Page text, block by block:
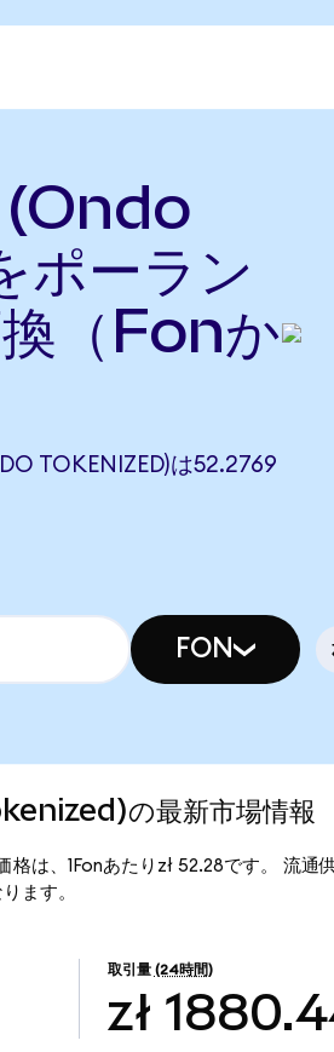
ーラン
（Fonか
TOKENIZED)は52.2769
FON
の最新市場情報
は、1Fonあたりzł 52.28です。 流
ます。
取引量 (24時間)
zł